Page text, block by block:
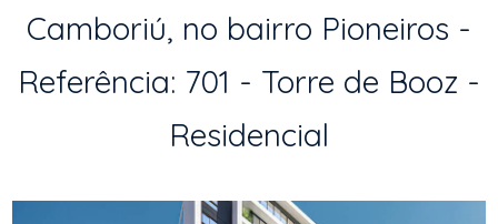
Camboriú, no bairro Pioneiros -
Referência: 701 - Torre de Booz -
Residencial